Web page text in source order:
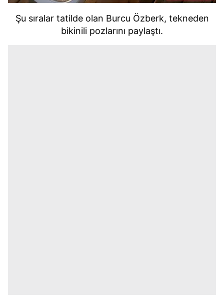
Şu sıralar tatilde olan Burcu Özberk, tekneden
bikinili pozlarını paylaştı.